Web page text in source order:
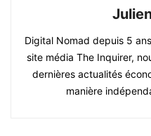
Digital Nomad depuis 5
site média The Inquirer,
dernières actualités
manière